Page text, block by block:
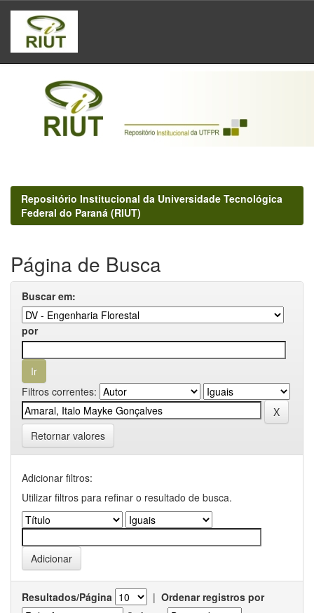
Skip
navigation
Repositório Institucional da Universidade Tecnológica
Federal do Paraná (RIUT)
Página de Busca
Buscar em:
por
Filtros correntes:
Retornar valores
Adicionar filtros:
Utilizar filtros para refinar o resultado de busca.
Resultados/Página | Ordenar registros por